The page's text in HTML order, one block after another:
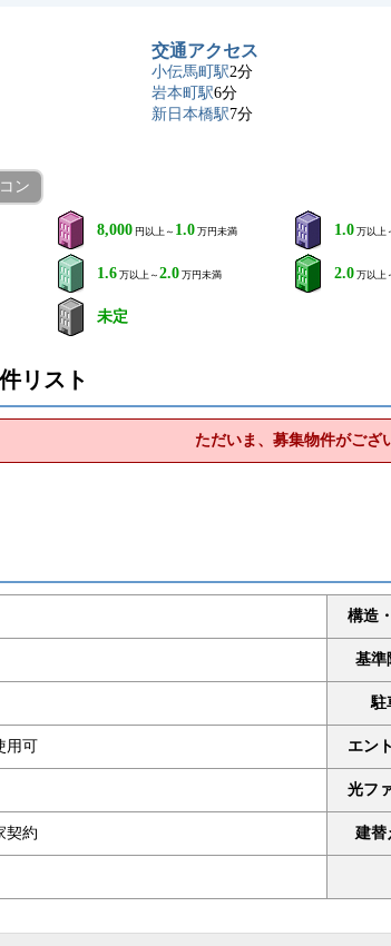
交通アクセス
小伝馬町駅2分
岩本町駅6分
新日本橋駅7分
ン
8,000 円以上～ 1.0 万円未満 1.0 万以上
1.6 万以上～ 2.0 万円未満 2.0 万以上
未定
リスト
ただいま、募集物件がござ
構造
基準
駐
用可 エン
光フ
契約 建替